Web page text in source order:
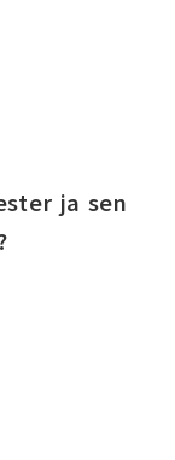
ja sen